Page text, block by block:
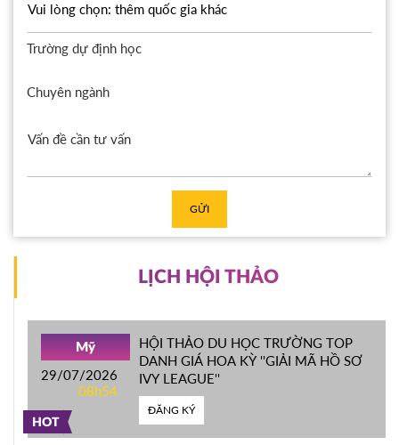
Trường dự định học
Chuyên ngành
GỬI
LỊCH HỘI THẢO
HOT
Mỹ
29/07/2026
08h54
HỘI THẢO DU HỌC TRƯỜNG TOP
DANH GIÁ HOA KỲ ''GIẢI MÃ HỒ SƠ
IVY LEAGUE''
ĐĂNG KÝ